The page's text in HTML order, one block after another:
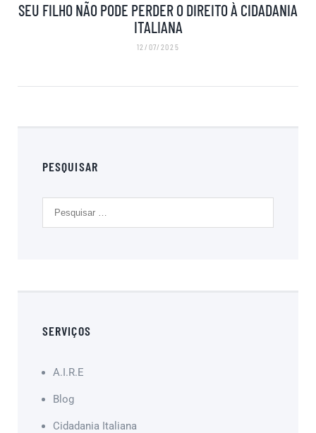
SEU FILHO NÃO PODE PERDER O DIREITO À CIDADANIA
ITALIANA
12/07/2025
PESQUISAR
SERVIÇOS
A.I.R.E
Blog
Cidadania Italiana